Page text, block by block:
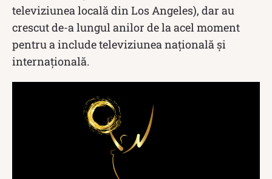
televiziunea locală din Los Angeles), dar au
crescut de-a lungul anilor de la acel moment
pentru a include televiziunea națională și
internațională.